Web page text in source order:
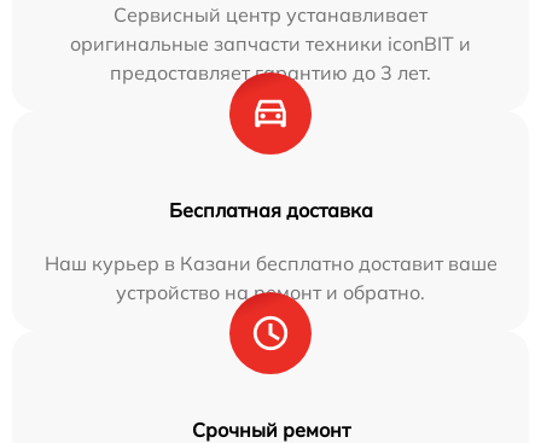
Сервисный центр устанавливает
оригинальные запчасти техники iconBIT и
предоставляет гарантию до 3 лет.
Бесплатная доставка
Наш курьер в Казани бесплатно доставит ваше
устройство на ремонт и обратно.
Срочный ремонт